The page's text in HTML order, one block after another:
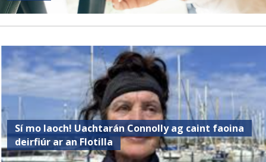
Sí mo laoch! Uachtarán Connolly ag caint faoina
deirfiúr ar an Flotilla